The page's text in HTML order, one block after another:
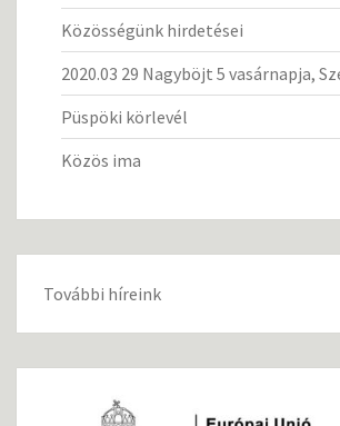
Közösségünk hirdetései
2020.03 29 Nagyböjt 5 vasárnapja,
Püspöki körlevél
Közös ima
További híreink